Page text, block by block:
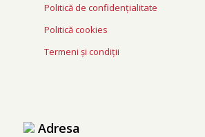
Politică de confidențialitate
Politică cookies
Termeni și condiții
Adresa